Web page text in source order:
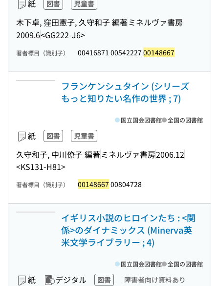
紙 図書 児童書
木下卓, 窪田憲子, 久守和子 編著ミネルヴァ書房
2009.6<GG222-J6>
著者標目（識別子） 00416871 00542227 00148667
フランケンシュタイン (シリーズ
もっと知りたい名作の世界 ; 7)
紙 図書 児童書
久守和子, 中川僚子 編著ミネルヴァ書房2006.12
<KS131-H81>
国立国会図書館 全国の図書館
著者標目（識別子） 00148667 00804728
イギリス小説のヒロインたち : <関
係>のダイナミックス (Minerva英
米文学ライブラリー ; 4)
紙 デジタル 図書 障害者向け資料あり
国立国会図書館 全国の図書館